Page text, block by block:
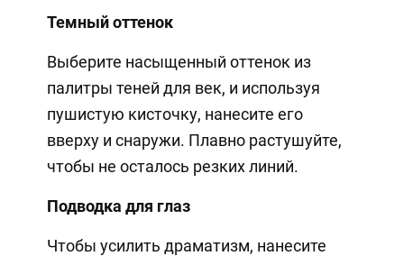
Темный оттенок
Выберите насыщенный оттенок из
палитры теней для век, и используя
пушистую кисточку, нанесите его
вверху и снаружи. Плавно растушуйте,
чтобы не осталось резких линий.
Подводка для глаз
Чтобы усилить драматизм, нанесите